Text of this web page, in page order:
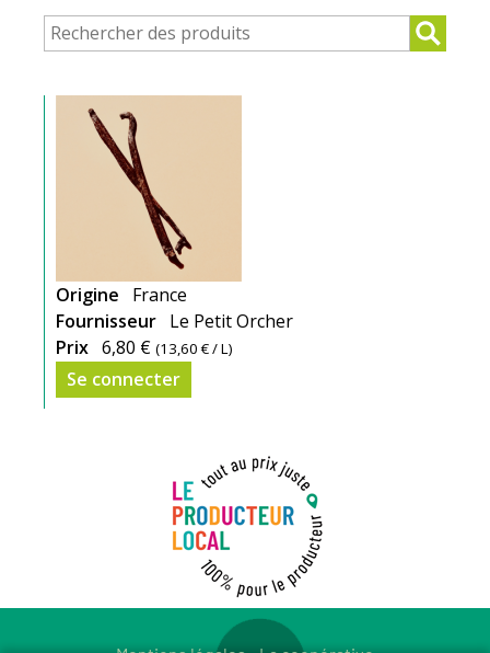
Guillaume
Origine
France
Fournisseur Le Petit Orcher
Prix 6,80 € (13,60 €/ L)
Se connecter